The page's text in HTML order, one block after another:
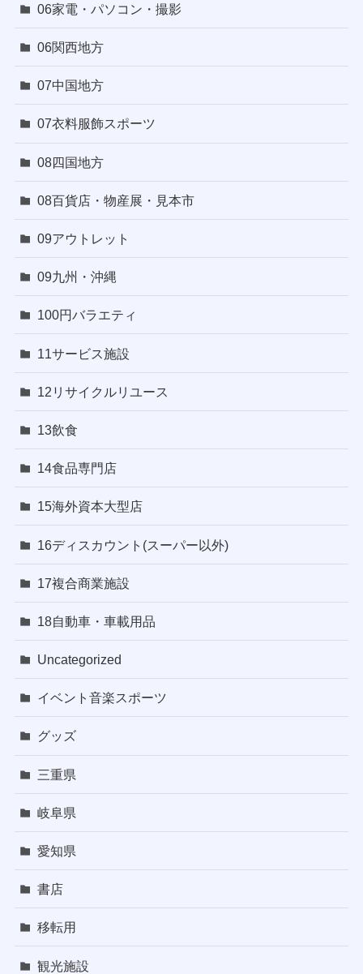
06家電・パソコン・撮影
06関西地方
07中国地方
07衣料服飾スポーツ
08四国地方
08百貨店・物産展・見本市
09アウトレット
09九州・沖縄
100円バラエティ
11サービス施設
12リサイクルリユース
13飲食
14食品専門店
15海外資本大型店
16ディスカウント(スーパー以外)
17複合商業施設
18自動車・車載用品
Uncategorized
イベント音楽スポーツ
グッズ
三重県
岐阜県
愛知県
書店
移転用
観光施設